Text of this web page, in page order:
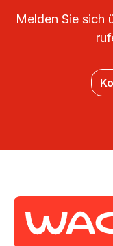
Melden Sie sich